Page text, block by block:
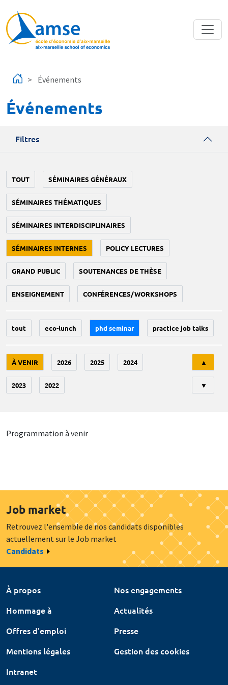
Événements
Événements
Filtres
TOUT SÉMINAIRES GÉNÉRAUX
SÉMINAIRES THÉMATIQUES
SÉMINAIRES INTERDISCIPLINAIRES
SÉMINAIRES INTERNES POLICY LECTURES
GRAND PUBLIC SOUTENANCES DE THÈSE
ENSEIGNEMENT CONFÉRENCES/WORKSHOPS
tout eco-lunch phd seminar practice job talks
À VENIR 2026 2025 2024
2023 2022
▲
▼
Programmation à venir
Job market
Retrouvez l'ensemble de nos candidats disponibles
actuellement sur le Job market
Candidats
À propos
Nos engagements
Hommage à
Actualités
Offres d'emploi
Presse
Mentions légales
Gestion des cookies
Intranet